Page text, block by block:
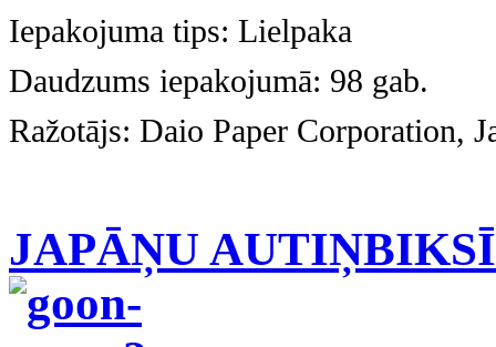
Iepakojuma tips: Lielpaka
Daudzums iepakojumā: 98 gab.
Ražotājs: Daio Paper Corporation,
JAPĀŅU